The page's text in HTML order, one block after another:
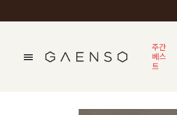
주간
베스
트